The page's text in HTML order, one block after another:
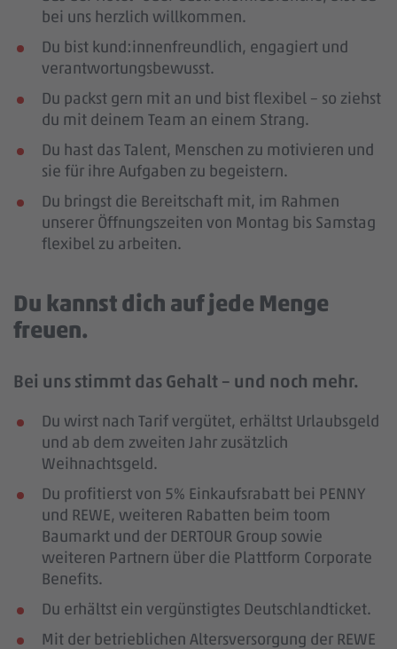
bei uns herzlich willkommen.
Du bist kund:innenfreundlich, engagiert und
verantwortungsbewusst.
Du packst gern mit an und bist flexibel – so ziehst
du mit deinem Team an einem Strang.
Du hast das Talent, Menschen zu motivieren und
sie für ihre Aufgaben zu begeistern.
Du bringst die Bereitschaft mit, im Rahmen
unserer Öffnungszeiten von Montag bis Samstag
flexibel zu arbeiten.
Du kannst dich auf jede Menge
freuen.
Bei uns stimmt das Gehalt – und noch mehr.
Du wirst nach Tarif vergütet, erhältst Urlaubsgeld
und ab dem zweiten Jahr zusätzlich
Weihnachtsgeld.
Du profitierst von 5% Einkaufsrabatt bei PENNY
und REWE, weiteren Rabatten beim toom
Baumarkt und der DERTOUR Group sowie
weiteren Partnern über die Plattform Corporate
Benefits.
Du erhältst ein vergünstigtes Deutschlandticket.
Mit der betrieblichen Altersversorgung der REWE